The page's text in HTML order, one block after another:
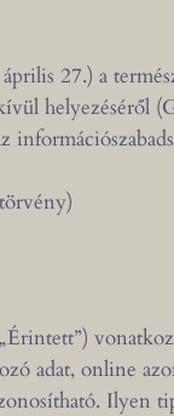
27.) a
helyezéséről
adat, online
Ilyen